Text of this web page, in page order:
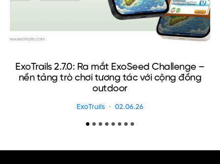
ExoTrails 2.7.0: Ra mắt ExoSeed Challenge –
nền tảng trò chơi tương tác với cộng đồng
outdoor
ExoTrails 02.06.26